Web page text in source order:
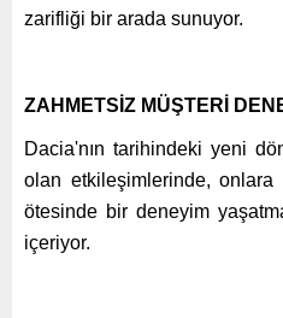
zarifliği bir arada sunuyor.
ZAHMETSİZ MÜŞTERİ
Dacia'nın tarihindeki yeni
olan etkileşimlerinde,
ötesinde bir deneyim
içeriyor.